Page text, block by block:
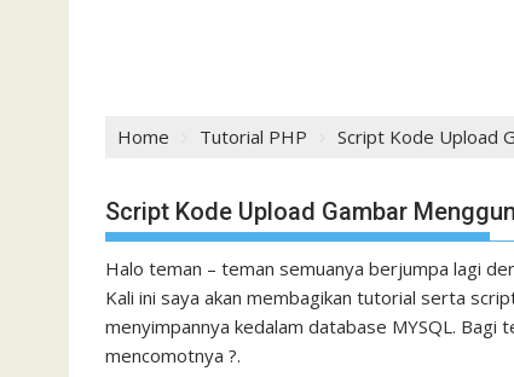
Home Tutorial PHP Script Kode Upload
Script Kode Upload Gambar
Halo teman – teman semuanya berjumpa lagi
Kali ini saya akan membagikan tutorial serta
menyimpannya kedalam database MYSQL. Bagi
mencomotnya ?.